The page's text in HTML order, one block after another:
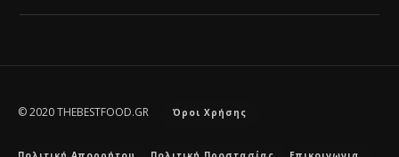
© 2020 THEBESTFOOD.GR Όροι Χρήσης